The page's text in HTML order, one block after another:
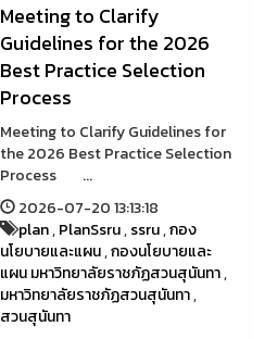
Meeting to Clarify
Guidelines for the 2026
Best Practice Selection
Process
Meeting to Clarify Guidelines for
the 2026 Best Practice Selection
Process ...
2026-07-20 13:13:18
plan,PlanSsru,ssru,กอง
นโยบายและแผน,กองนโยบายและ
แผน มหาวิทยาลัยราชภัฏสวนสุนันทา,
มหาวิทยาลัยราชภัฏสวนสุนันทา,
สวนสุนันทา